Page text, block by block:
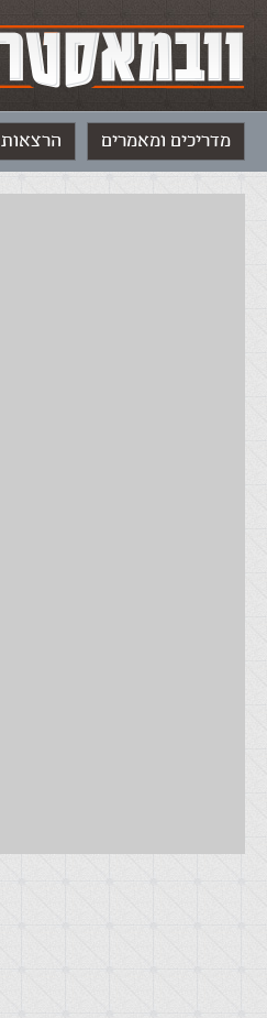
מדריכים ומאמרים הרצאות